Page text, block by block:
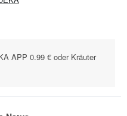
APP 0.99 € oder Kräuter